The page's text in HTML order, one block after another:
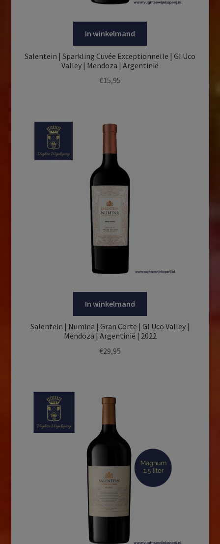
In winkelmand
Salentein | Sparkling Cuvée Exceptionnelle | GI Uco
Valley | Mendoza | Argentinië
€15,95
In winkelmand
Salentein | Numina | Gran Corte | GI Uco Valley |
Mendoza | Argentinië | 2022
€29,95